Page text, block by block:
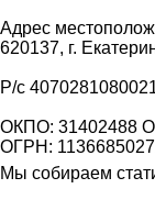
Адрес
620137, г.
Р/с
ОКПО: 31402488
ОГРН:
Мы собираем